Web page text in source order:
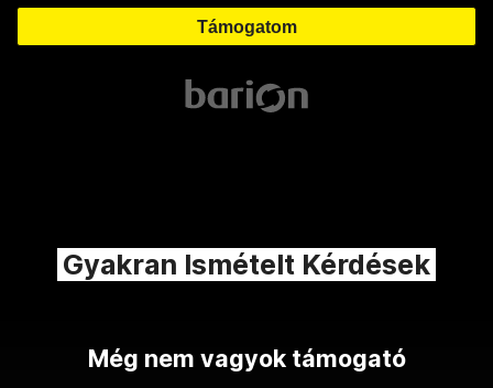
Gyakran Ismételt Kérdések
Még nem vagyok támogató